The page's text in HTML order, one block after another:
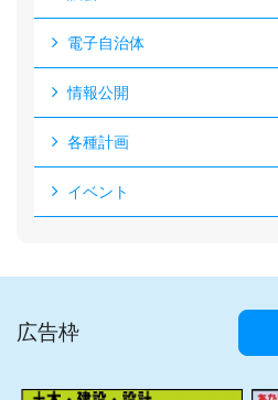
電子自治体
情報公開
各種計画
イベント
広告枠